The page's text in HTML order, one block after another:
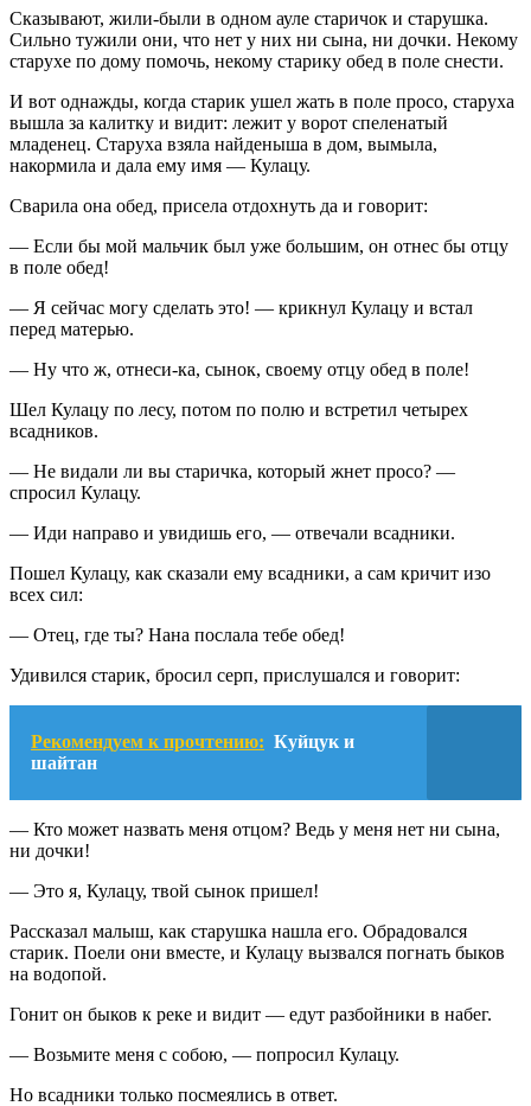
Сказывают, жили-были в одном ауле старичок и старушка.
Сильно тужили они, что нет у них ни сына, ни дочки. Некому
старухе по дому помочь, некому старику обед в поле снести.
И вот однажды, когда старик ушел жать в поле просо, старуха
вышла за калитку и видит: лежит у ворот спеленатый
младенец. Старуха взяла найденыша в дом, вымыла,
накормила и дала ему имя — Кулацу.
Сварила она обед, присела отдохнуть да и говорит:
— Если бы мой мальчик был уже большим, он отнес бы отцу
в поле обед!
— Я сейчас могу сделать это! — крикнул Кулацу и встал
перед матерью.
— Ну что ж, отнеси-ка, сынок, своему отцу обед в поле!
Шел Кулацу по лесу, потом по полю и встретил четырех
всадников.
— Не видали ли вы старичка, который жнет просо? —
спросил Кулацу.
— Иди направо и увидишь его, — отвечали всадники.
Пошел Кулацу, как сказали ему всадники, а сам кричит изо
всех сил:
— Отец, где ты? Нана послала тебе обед!
Удивился старик, бросил серп, прислушался и говорит:
Рекомендуем к прочтению: Куйцук и
шайтан
— Кто может назвать меня отцом? Ведь у меня нет ни сына,
ни дочки!
— Это я, Кулацу, твой сынок пришел!
Рассказал малыш, как старушка нашла его. Обрадовался
старик. Поели они вместе, и Кулацу вызвался погнать быков
на водопой.
Гонит он быков к реке и видит — едут разбойники в набег.
— Возьмите меня с собою, — попросил Кулацу.
Но всадники только посмеялись в ответ.